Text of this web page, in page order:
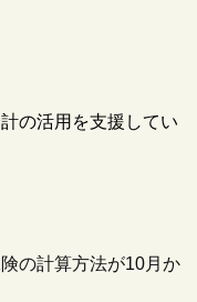
の活用を支援してい
の計算方法が10月か